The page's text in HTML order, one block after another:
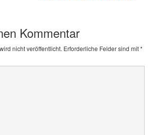
Kommentar
nicht veröffentlicht. Erforderliche Felder sind mit*